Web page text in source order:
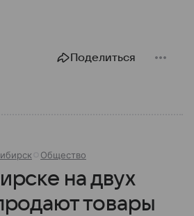
Поделиться
Общество
на двух
товары